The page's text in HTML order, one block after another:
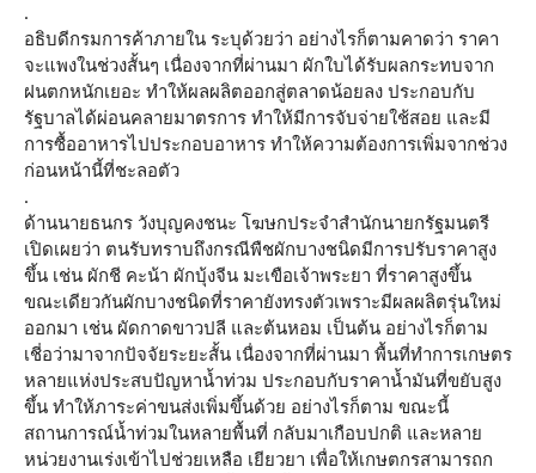
.
อธิบดีกรมการค้าภายใน ระบุด้วยว่า อย่างไรก็ตามคาดว่า ราคา
จะแพงในช่วงสั้นๆ เนื่องจากที่ผ่านมา ผักใบได้รับผลกระทบจาก
ฝนตกหนักเยอะ ทำให้ผลผลิตออกสู่ตลาดน้อยลง ประกอบกับ
รัฐบาลได้ผ่อนคลายมาตรการ ทำให้มีการจับจ่ายใช้สอย และมี
การซื้ออาหารไปประกอบอาหาร ทำให้ความต้องการเพิ่มจากช่วง
ก่อนหน้านี้ที่ชะลอตัว
.
ด้านนายธนกร วังบุญคงชนะ โฆษกประจำสำนักนายกรัฐมนตรี
เปิดเผยว่า ตนรับทราบถึงกรณีพืชผักบางชนิดมีการปรับราคาสูง
ขึ้น เช่น ผักชี คะน้า ผักบุ้งจีน มะเขือเจ้าพระยา ที่ราคาสูงขึ้น
ขณะเดียวกันผักบางชนิดที่ราคายังทรงตัวเพราะมีผลผลิตรุ่นใหม่
ออกมา เช่น ผัดกาดขาวปลี และต้นหอม เป็นต้น อย่างไรก็ตาม
เชี่อว่ามาจากปัจจัยระยะสั้น เนื่องจากที่ผ่านมา พื้นที่ทำการเกษตร
หลายแห่งประสบปัญหาน้ำท่วม ประกอบกับราคาน้ำมันที่ขยับสูง
ขึ้น ทำให้ภาระค่าขนส่งเพิ่มขึ้นด้วย อย่างไรก็ตาม ขณะนี้
สถานการณ์น้ำท่วมในหลายพื้นที่ กลับมาเกือบปกติ และหลาย
หน่วยงานเร่งเข้าไปช่วยเหลือ เยียวยา เพื่อให้เกษตกรสามารถก